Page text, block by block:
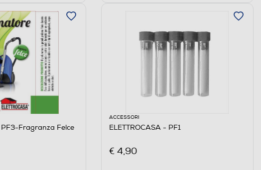
PF3-Fragranza Felce
ACCESSORI
ELETTROCASA - PF1
€ 4,90